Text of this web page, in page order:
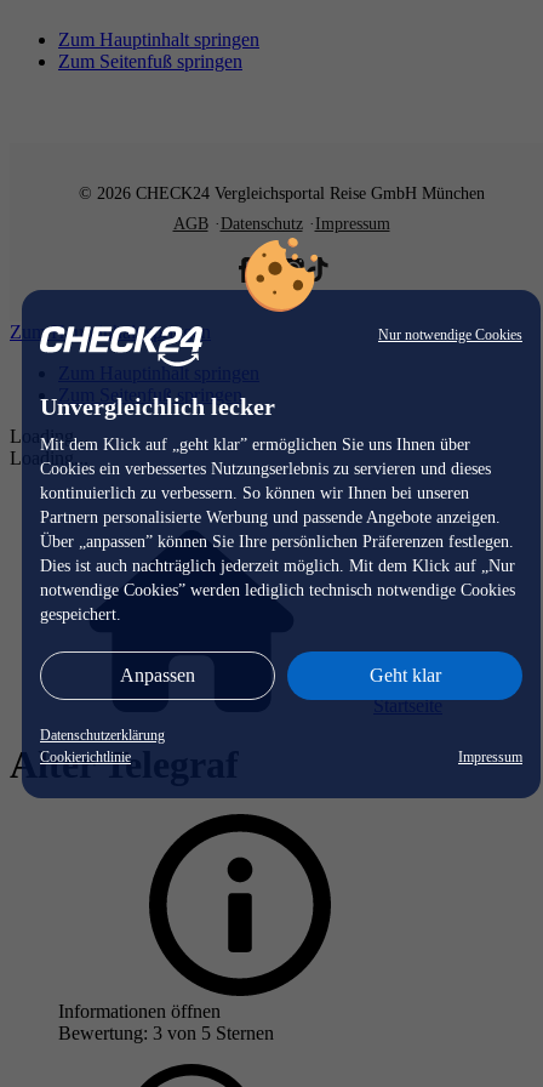
Nur notwendige Cookies
Unvergleichlich lecker
Mit dem Klick auf „geht klar” ermöglichen Sie uns Ihnen über
Cookies ein verbessertes Nutzungserlebnis zu servieren und dieses
kontinuierlich zu verbessern. So können wir Ihnen bei unseren
Partnern personalisierte Werbung und passende Angebote anzeigen.
Über „anpassen” können Sie Ihre persönlichen Präferenzen festlegen.
Dies ist auch nachträglich jederzeit möglich. Mit dem Klick auf „Nur
notwendige Cookies” werden lediglich technisch notwendige Cookies
gespeichert.
Anpassen Geht klar
Datenschutzerklärung
Cookierichtlinie
Impressum
Zum Hauptinhalt springen
Zum Seitenfuß springen
© 2026 CHECK24 Vergleichsportal Reise GmbH München
AGB
Datenschutz Impressum
Zum Hauptinhalt springen
Zum Hauptinhalt springen
Zum Seitenfuß springen
Loading...
Loading...
Startseite
Alter Telegraf
Informationen öffnen
Bewertung: 3 von 5 Sternen